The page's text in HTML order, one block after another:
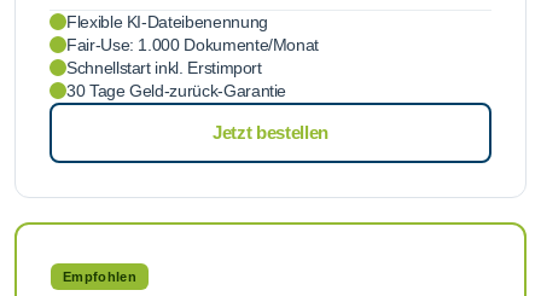
Flexible KI-Dateibenennung
Fair-Use: 1.000 Dokumente/Monat
Schnellstart inkl. Erstimport
30 Tage Geld-zurück-Garantie
Jetzt bestellen
Empfohlen